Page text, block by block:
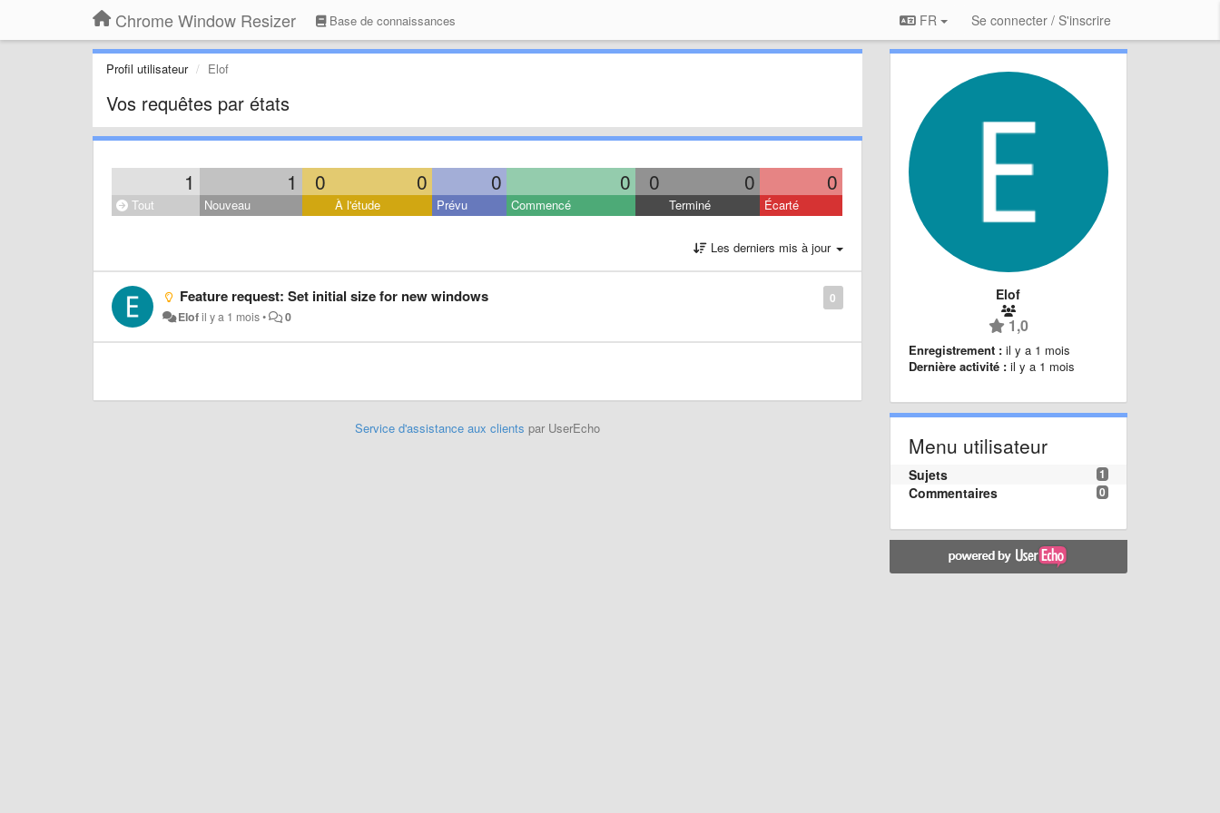
Chrome Window Resizer Base de connaissances FR Se connecter / S'inscrire
Profil utilisateur Elof
Vos requêtes par états
1 1 0 0 0 0 0 0 0
Tout Nouveau À l'étude Prévu Commencé Terminé Écarté
Les derniers mis à jour
0
Feature request: Set initial size for new windows
Elofil y a 1 mois• 0
Service d'assistance aux clients par UserEcho
Elof
1,0
Enregistrement : il y a 1 mois
Dernière activité : il y a 1 mois
Menu utilisateur
1
Sujets
0
Commentaires